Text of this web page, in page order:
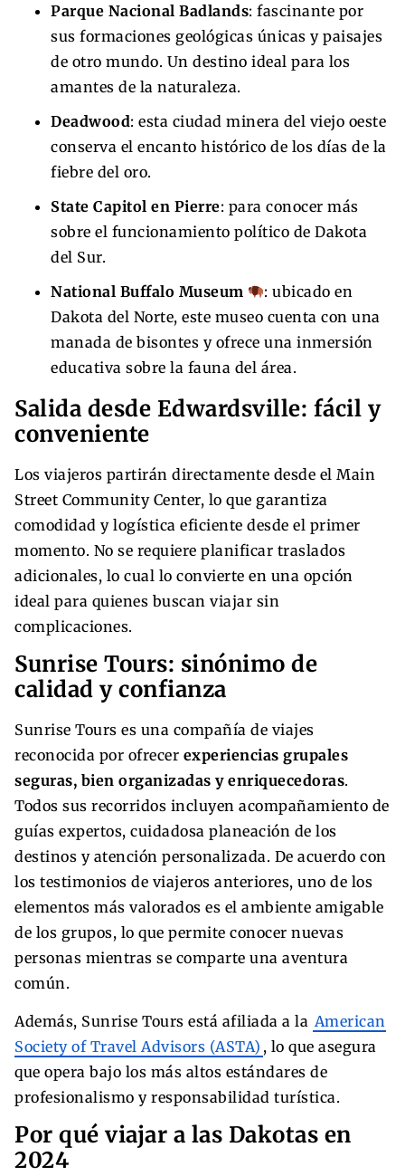
Parque Nacional Badlands: fascinante por
sus formaciones geológicas únicas y paisajes
de otro mundo. Un destino ideal para los
amantes de la naturaleza.
Deadwood: esta ciudad minera del viejo oeste
conserva el encanto histórico de los días de la
fiebre del oro.
State Capitol en Pierre: para conocer más
sobre el funcionamiento político de Dakota
del Sur.
National Buffalo Museum
: ubicado en
Dakota del Norte, este museo cuenta con una
manada de bisontes y ofrece una inmersión
educativa sobre la fauna del área.
Salida desde Edwardsville: fácil y
conveniente
Los viajeros partirán directamente desde el Main
Street Community Center, lo que garantiza
comodidad y logística eficiente desde el primer
momento. No se requiere planificar traslados
adicionales, lo cual lo convierte en una opción
ideal para quienes buscan viajar sin
complicaciones.
Sunrise Tours: sinónimo de
calidad y confianza
Sunrise Tours es una compañía de viajes
reconocida por ofrecer experiencias grupales
seguras, bien organizadas y enriquecedoras.
Todos sus recorridos incluyen acompañamiento de
guías expertos, cuidadosa planeación de los
destinos y atención personalizada. De acuerdo con
los testimonios de viajeros anteriores, uno de los
elementos más valorados es el ambiente amigable
de los grupos, lo que permite conocer nuevas
personas mientras se comparte una aventura
común.
Además, Sunrise Tours está afiliada a la American
Society of Travel Advisors (ASTA) , lo que asegura
que opera bajo los más altos estándares de
profesionalismo y responsabilidad turística.
Por qué viajar a las Dakotas en
2024